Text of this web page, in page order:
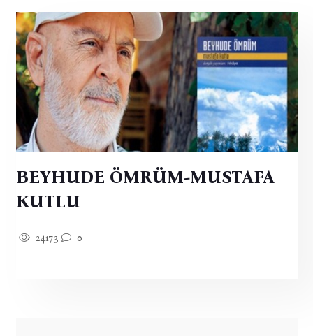
BEYHUDE ÖMRÜM-MUSTAFA
KUTLU
24173 0